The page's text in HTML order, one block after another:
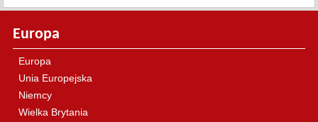
Europa
Europa
Unia Europejska
Niemcy
Wielka Brytania